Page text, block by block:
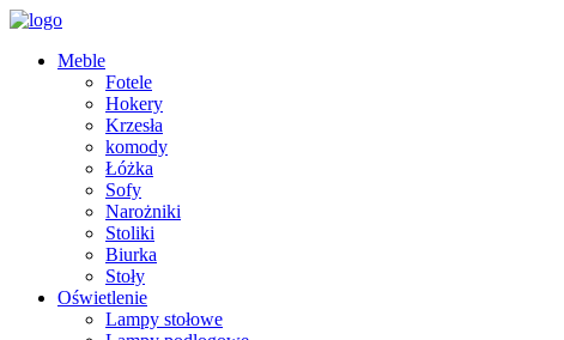
Meble
Fotele
Hokery
Krzesła
komody
Łóżka
Sofy
Narożniki
Stoliki
Biurka
Stoły
Oświetlenie
Lampy stołowe